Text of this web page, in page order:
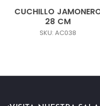
CUCHILLO
28 CM
SKU: AC038